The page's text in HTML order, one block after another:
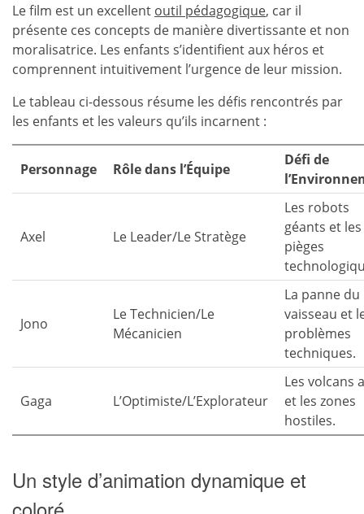
Le film est un excellent outil pédagogique, car il
présente ces concepts de manière divertissante et non
moralisatrice. Les enfants s’identifient aux héros et
comprennent intuitivement l’urgence de leur mission.
Le tableau ci-dessous résume les défis rencontrés par
les enfants et les valeurs qu’ils incarnent :
Personnage Rôle dans l’Équipe
Défi de
Axel Le Leader/Le Stratège
Les robots
géants et les
pièges
Jono
Le Technicien/Le
Mécanicien
La panne du
vaisseau et
problèmes
techniques.
Gaga L’Optimiste/L’Explorateur
Les volcans
et les zones
hostiles.
Un style d’animation dynamique et